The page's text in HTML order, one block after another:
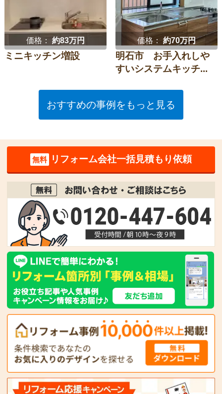
価格：約83万円
ミニキッチン増設
価格： 約70万円
明石市 お手入れしや
すいシステムキッチ...
おすすめの事例をもっと見る
無料 リフォーム会社一括見積もり依頼